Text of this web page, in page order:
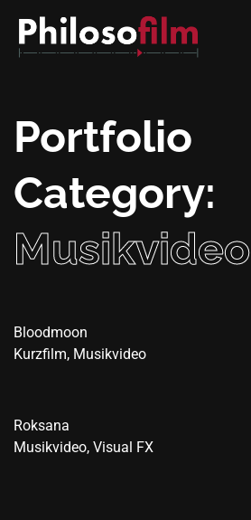
Portfolio
Category:
Musikvideo
Bloodmoon
Kurzfilm, Musikvideo
Roksana
Musikvideo, Visual FX